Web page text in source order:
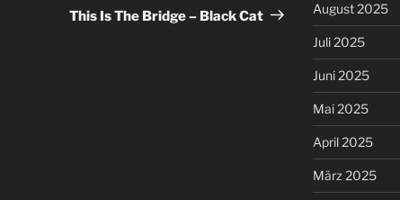
Beitrag
This Is The Bridge – Black Cat August 2025
Juli 2025
Juni 2025
Mai 2025
April 2025
März 2025